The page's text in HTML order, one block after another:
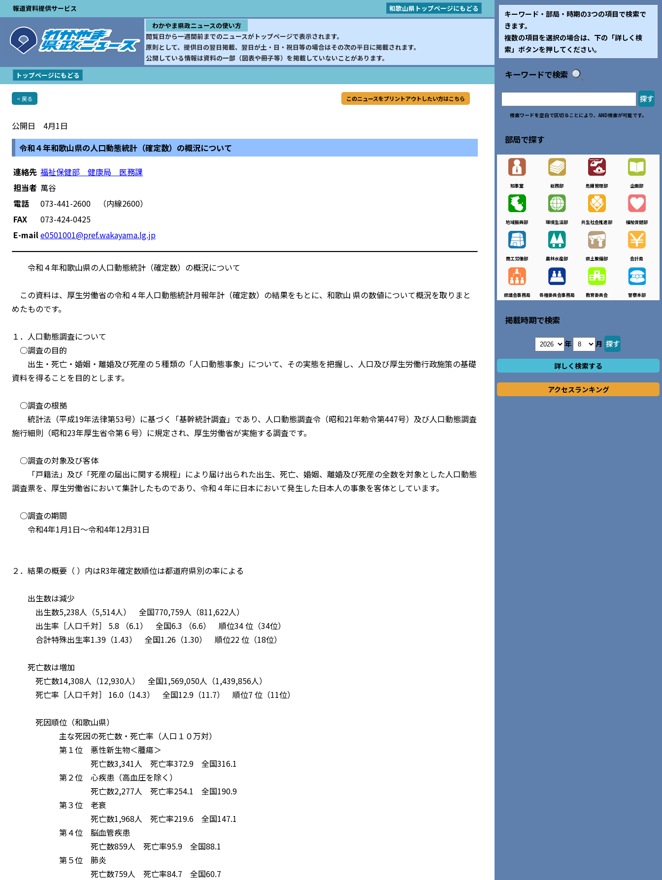
報道資料提供サービス
和歌山県トップページにもどる
わかやま県政ニュースの使い方
閲覧日から一週間前までのニュースがトップページで表示されます。
原則として、提供日の翌日掲載、翌日が土・日・祝日等の場合はその次の平日に掲載されます。
公開している情報は資料の一部（図表や冊子等）を掲載していないことがあります。
トップページにもどる
< 戻る このニュースをプリントアウトしたい方はこちら
公開日 4月1日
令和４年和歌山県の人口動態統計（確定数）の概況について
連絡先 福祉保健部 健康局 医務課
担当者 萬谷
電話
073-441-2600 （内線2600）
FAX
073-424-0425
E-maile0501001@pref.wakayama.lg.jp
令和４年和歌山県の人口動態統計（確定数）の概況について
この資料は、厚生労働省の令和４年人口動態統計月報年計（確定数）の結果をもとに、和歌山 県の数値について概況を取りまと
めたものです。
１．人口動態調査について
○調査の目的
出生・死亡・婚姻・離婚及び死産の５種類の「人口動態事象」について、その実態を把握し、人口及び厚生労働行政施策の基礎
資料を得ることを目的とします。
○調査の根拠
統計法（平成19年法律第53号）に基づく「基幹統計調査」であり、人口動態調査令（昭和21年勅令第447号）及び人口動態調査
施行細則（昭和23年厚生省令第６号）に規定され、厚生労働省が実施する調査です。
○調査の対象及び客体
「戸籍法」及び「死産の届出に関する規程」により届け出られた出生、死亡、婚姻、離婚及び死産の全数を対象とした人口動態
調査票を、厚生労働省において集計したものであり、令和４年に日本において発生した日本人の事象を客体としています。
○調査の期間
令和4年1月1日～令和4年12月31日
２．結果の概要（ ）内はR3年確定数順位は都道府県別の率による
出生数は減少
出生数5,238人（5,514人） 全国770,759人（811,622人）
出生率［人口千対］ 5.8 （6.1） 全国6.3 （6.6） 順位34 位（34位）
合計特殊出生率1.39（1.43） 全国1.26（1.30） 順位22 位（18位）
死亡数は増加
死亡数14,308人（12,930人） 全国1,569,050人（1,439,856人）
死亡率［人口千対］ 16.0（14.3） 全国12.9（11.7） 順位7 位（11位）
死因順位（和歌山県）
主な死因の死亡数・死亡率（人口１０万対）
第１位 悪性新生物＜腫瘍＞
死亡数3,341人 死亡率372.9 全国316.1
第２位 心疾患（高血圧を除く）
死亡数2,277人 死亡率254.1 全国190.9
第３位 老衰
死亡数1,968人 死亡率219.6 全国147.1
第４位 脳血管疾患
死亡数859人 死亡率95.9 全国88.1
第５位 肺炎
死亡数759人 死亡率84.7 全国60.7
キーワード・部局・時期の3つの項目で検索で
きます。
複数の項目を選択の場合は、下の「詳しく検
索」ボタンを押してください。
キーワードで検索
検索ワードを空白で区切ることにより、AND検索が可能です。
部局で探す
知事室 総務部 危機管理部 企画部
地域振興部 環境生活部 共生社会推進部 福祉保健部
商工労働部 農林水産部 県土整備部 会計局
県議会事務局 各種委員会事務局 教育委員会 警察本部
掲載時期で検索
年 月
詳しく検索する
アクセスランキング